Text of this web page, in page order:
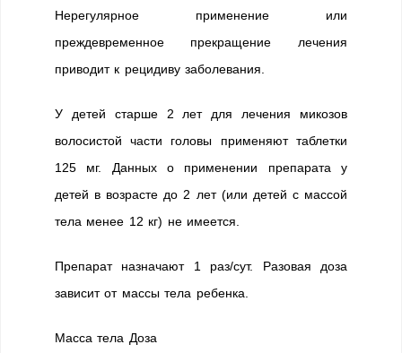
Нерегулярное применение или
преждевременное прекращение лечения
приводит к рецидиву заболевания.
У детей старше 2 лет для лечения микозов
волосистой части головы применяют таблетки
125 мг. Данных о применении препарата у
детей в возрасте до 2 лет (или детей с массой
тела менее 12 кг) не имеется.
Препарат назначают 1 раз/сут. Разовая доза
зависит от массы тела ребенка.
Масса тела Доза